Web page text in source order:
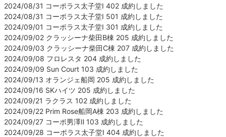
2024/08/31 コーポラス太子堂Ⅰ 402 成約しました
2024/08/31 コーポラス太子堂Ⅰ 501 成約しました
2024/09/01 コーポラス太子堂Ⅰ 301 成約しました
2024/09/02 クラッシーナ柴田B棟 205 成約しました
2024/09/03 クラッシーナ柴田C棟 207 成約しました
2024/09/08 フロレスタ 204 成約しました
2024/09/09 Sun Court 103 成約しました
2024/09/13 オランジェ船岡 205 成約しました
2024/09/16 SKハイツ 205 成約しました
2024/09/21 ラクラス 102 成約しました
2024/09/22 Prim Rose船岡A棟 203 成約しました
2024/09/27 コーポ男澤Ⅱ 103 成約しました
2024/09/28 コーポラス太子堂Ⅰ 404 成約しました